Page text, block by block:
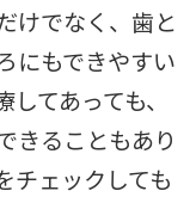
でなく、 歯と
にもできやすい
てあっても、
きることもあり
チェックしても